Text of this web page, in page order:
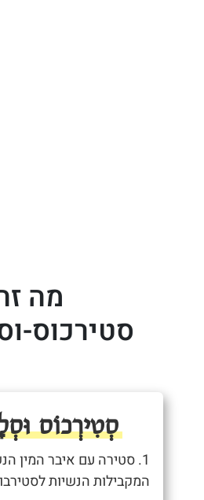
מה
סטירכוס-
סְטִירְכוֹס
1. סטירה עם איבר המין
המקבילות הנשיות